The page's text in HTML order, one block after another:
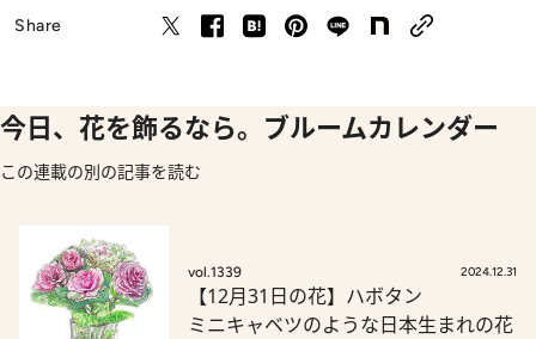
Share
今日、花を飾るなら。ブルームカレンダー
この連載の別の記事を読む
vol.1339 2024.12.31
【12月31日の花】ハボタン
ミニキャベツのような日本生まれの花